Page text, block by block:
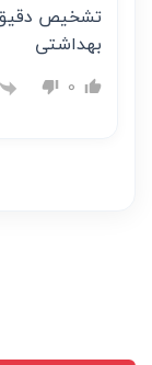
تشخیص
بهداشتی
0